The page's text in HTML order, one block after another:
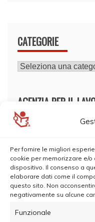
Per fornire le migliori
cookie per memorizzare e/
dispositivo. Il consenso a
elaborare dati come il
questo sito. Non
negativamente su alcune
Funzionale
CATEGORIE
CATEGORIE
AGENZIA PER IL